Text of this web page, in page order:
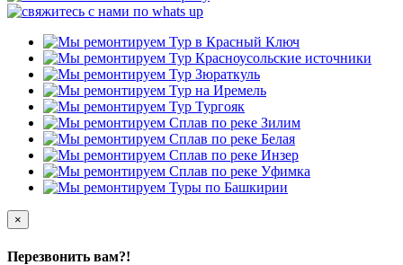
×
Перезвонить вам?!